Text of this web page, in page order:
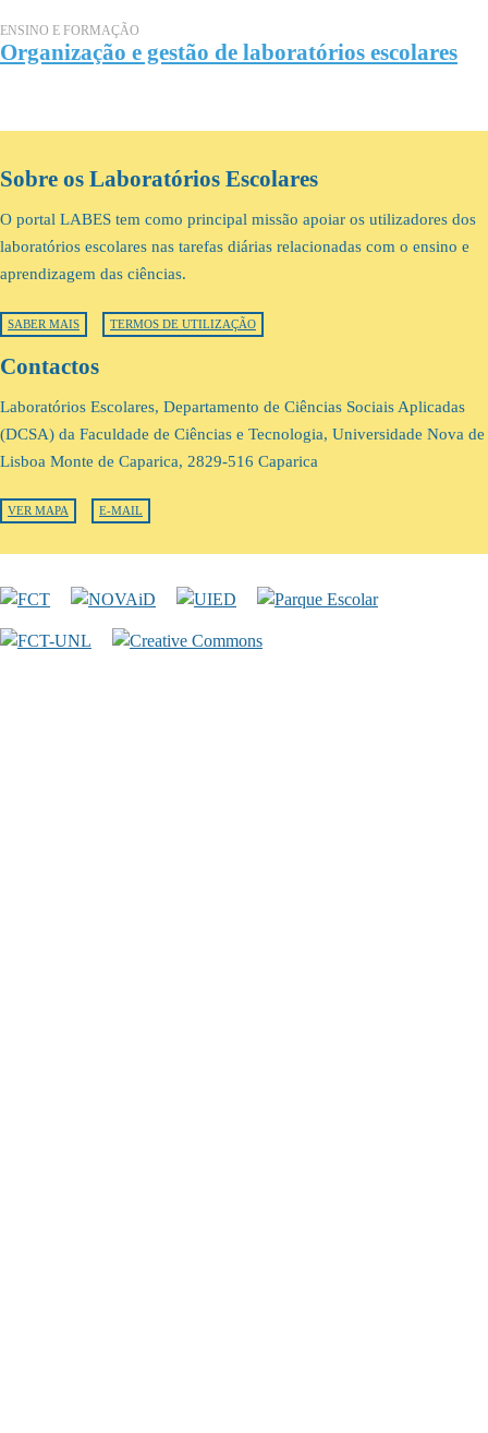
ENSINO E FORMAÇÃO
Organização e gestão de laboratórios escolares
Sobre os Laboratórios Escolares
O portal LABES tem como principal missão apoiar os utilizadores dos
laboratórios escolares nas tarefas diárias relacionadas com o ensino e
aprendizagem das ciências.
SABER MAIS TERMOS DE UTILIZAÇÃO
Contactos
Laboratórios Escolares, Departamento de Ciências Sociais Aplicadas
(DCSA) da Faculdade de Ciências e Tecnologia, Universidade Nova de
Lisboa Monte de Caparica, 2829-516 Caparica
VER MAPA E-MAIL